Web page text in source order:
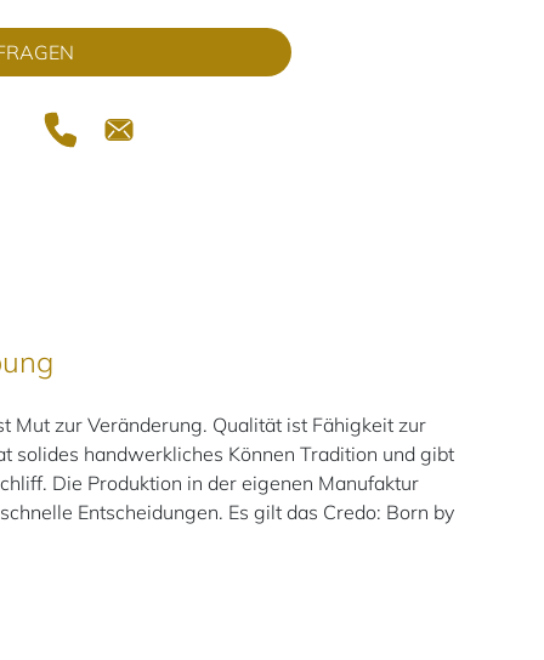
zur Veränderung. Qualität ist Fähigkeit zur
solides handwerkliches Können Tradition und gibt
Die Produktion in der eigenen Manufaktur
Entscheidungen. Es gilt das Credo: Born by